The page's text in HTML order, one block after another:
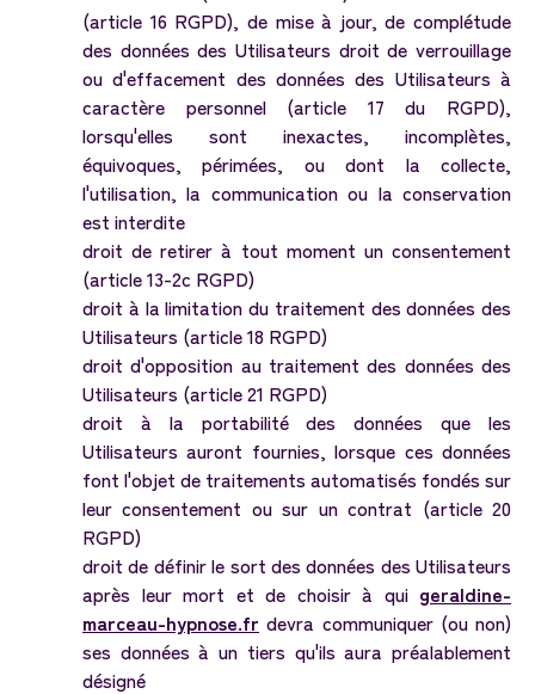
(article 16 RGPD), de mise à jour, de complétude
des données des Utilisateurs droit de verrouillage
ou d'effacement des données des Utilisateurs à
caractère personnel (article 17 du RGPD),
lorsqu'elles sont inexactes, incomplètes,
équivoques, périmées, ou dont la collecte,
l'utilisation, la communication ou la conservation
est interdite
droit de retirer à tout moment un consentement
(article 13-2c RGPD)
droit à la limitation du traitement des données des
Utilisateurs (article 18 RGPD)
droit d'opposition au traitement des données des
Utilisateurs (article 21 RGPD)
droit à la portabilité des données que les
Utilisateurs auront fournies, lorsque ces données
font l'objet de traitements automatisés fondés sur
leur consentement ou sur un contrat (article 20
RGPD)
droit de définir le sort des données des Utilisateurs
après leur mort et de choisir à qui geraldine-
marceau-hypnose.fr devra communiquer (ou non)
ses données à un tiers qu'ils aura préalablement
désigné